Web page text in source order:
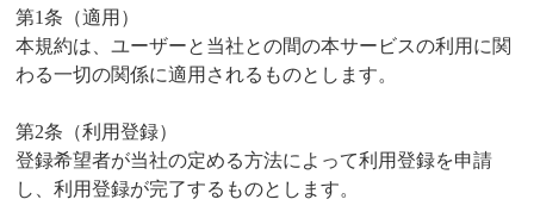
第1条（適用）
本規約は、ユーザーと当社との間の本サービスの利用に関
わる一切の関係に適用されるものとします。
第2条（利用登録）
登録希望者が当社の定める方法によって利用登録を申請
し、利用登録が完了するものとします。